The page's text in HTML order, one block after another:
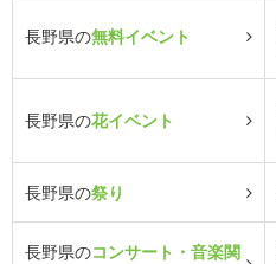
長野県の無料イベント
長野県の花イベント
長野県の祭り
長野県のコンサート・音楽関